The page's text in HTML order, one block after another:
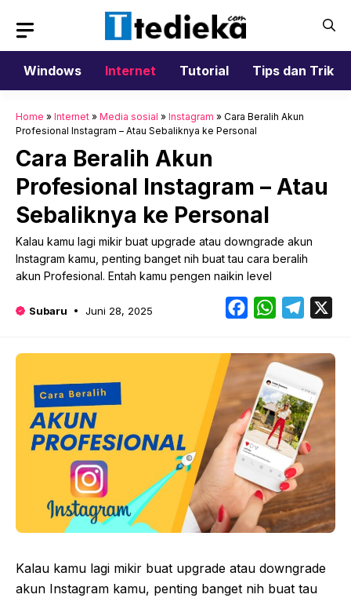
isi
Windows
Internet Tutorial Tips dan Trik
Home » Internet » Media sosial » Instagram » Cara Beralih Akun
Profesional Instagram – Atau Sebaliknya ke Personal
Cara Beralih Akun
Profesional Instagram – Atau
Sebaliknya ke Personal
Kalau kamu lagi mikir buat upgrade atau downgrade akun
Instagram kamu, penting banget nih buat tau cara beralih
akun Profesional. Entah kamu pengen naikin level
Subaru Juni 28, 2025 FacebookWhatsApp
Kalau kamu lagi mikir buat upgrade atau downgrade
akun Instagram kamu, penting banget nih buat tau